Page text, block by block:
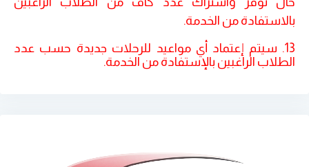
بالاستفادة من الخدمة.
13. سيتم إعتماد أي مواعيد للرحلات جديدة حسب عدد
الطلاب الراغبين بالإستفادة من الخدمة.